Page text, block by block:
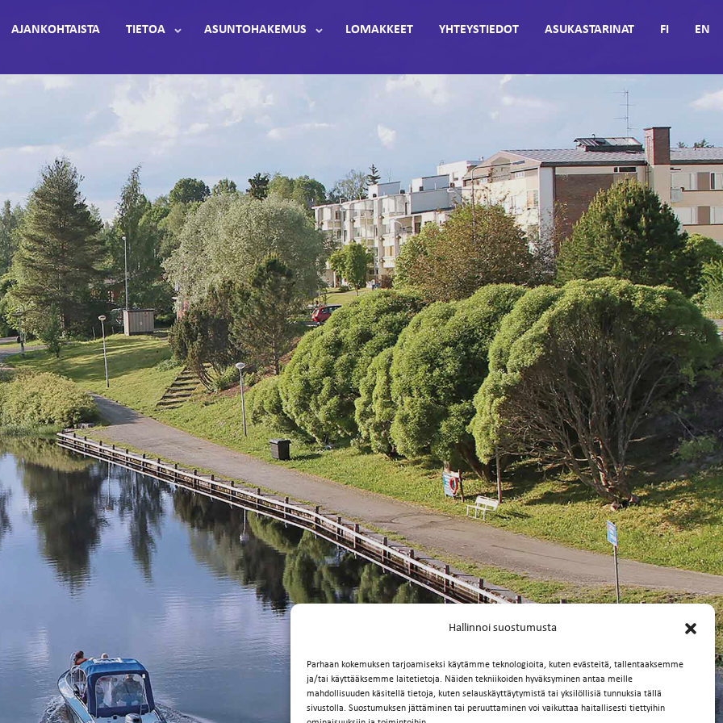
Hallinnoi suostumusta
Parhaan kokemuksen tarjoamiseksi käytämme teknologioita, kuten evästeitä, tallentaaksemme
ja/tai käyttääksemme laitetietoja. Näiden tekniikoiden hyväksyminen antaa meille
mahdollisuuden käsitellä tietoja, kuten selauskäyttäytymistä tai yksilöllisiä tunnuksia tällä
sivustolla. Suostumuksen jättäminen tai peruuttaminen voi vaikuttaa haitallisesti tiettyihin
AJANKOHTAISTA TIETOA ASUNTOHAKEMUS LOMAKKEET YHTEYSTIEDOT ASUKASTARINAT FI EN